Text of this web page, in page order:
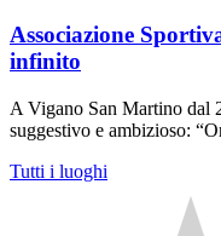
Associazione
infinito
A Vigano San Martino dal
suggestivo e ambizioso:
Tutti i luoghi